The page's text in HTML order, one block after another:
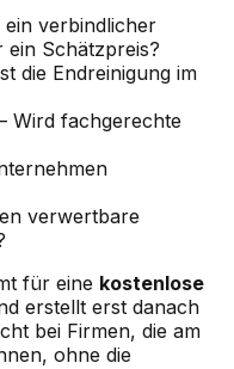
verbindlicher
ein Schätzpreis?
die Endreinigung im
Wird fachgerechte
verwertbare
für eine kostenlose
erstellt erst danach
bei Firmen, die am
ohne die